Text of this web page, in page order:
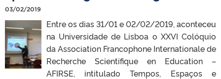
03/02/2019
Entre os dias 31/01 e 02/02/2019, aconteceu
na Universidade de Lisboa o XXVI Colóquio
da Association Francophone Internationale de
Recherche Scientifique en Education –
AFIRSE, intitulado Tempos, Espaços e